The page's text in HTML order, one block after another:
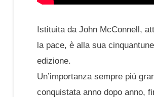
Istituita da John McConnell,
la pace, è alla sua
edizione.
Un’importanza sempre più
conquistata anno dopo anno,